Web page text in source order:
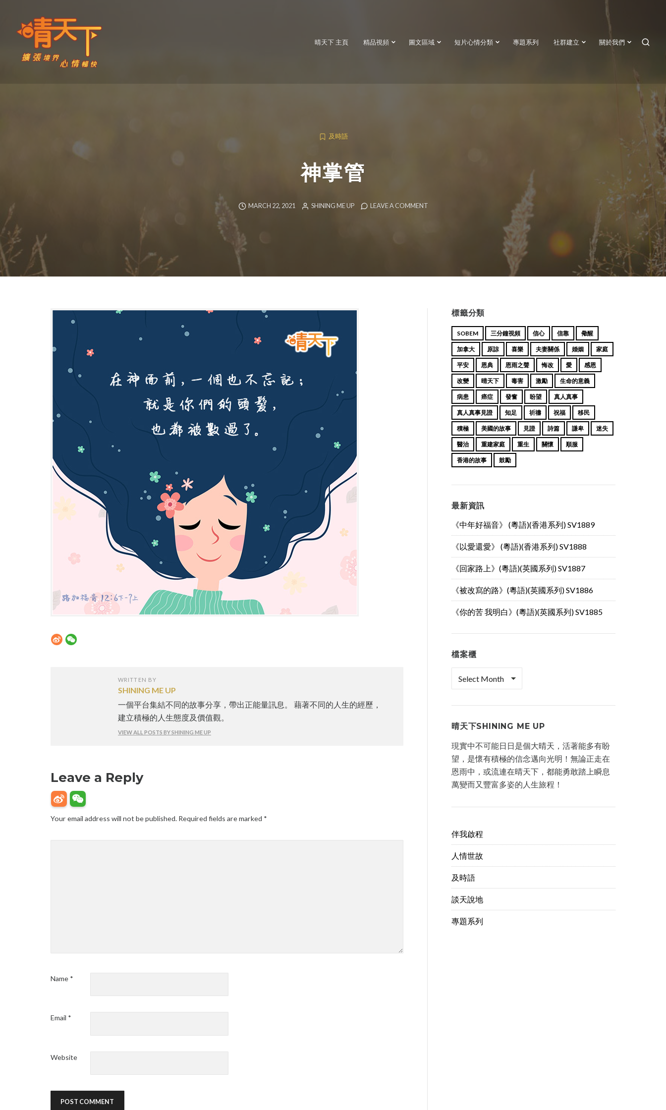
content
晴天下 主頁 精品視頻 圖文區域 短片心情分類 專題系列 社群建立 關於我們
及時語
神掌管
MARCH 22, 2021 SHINING ME UP LEAVE A COMMENT
WRITTEN BY
SHINING ME UP
一個平台集結不同的故事分享，帶出正能量訊息。 藉著不同的人生的經歷，
建立積極的人生態度及價值觀。
VIEW ALL POSTS BY SHINING ME UP
Leave a Reply
Your email address will not be published. Required fields are marked *
Name *
Email *
Website
標籤分類
SOBEM 三分鐘視頻 信心 信靠 儆醒
加拿大 原諒 喜樂 夫妻關係 婚姻 家庭
平安 恩典 恩雨之聲 悔改 愛 感恩
改變 晴天下 毒害 激勵 生命的意義
病患 癌症 發奮 盼望 真人真事
真人真事見證 知足 祈禱 祝福 移民
積極 美國的故事 見證 詩篇 謙卑 迷失
醫治 重建家庭 重生 關懷 順服
香港的故事 鼓勵
最新資訊
《中年好福音》 (粵語)(香港系列) SV1889
《以愛還愛》 (粵語)(香港系列) SV1888
《回家路上》(粵語)(英國系列) SV1887
《被改寫的路》(粵語)(英國系列) SV1886
《你的苦 我明白》(粵語)(英國系列) SV1885
檔案櫃
晴天下SHINING ME UP
現實中不可能日日是個大晴天，活著能多有盼
望，是懷有積極的信念邁向光明！無論正走在
恩雨中，或流連在晴天下，都能勇敢踏上瞬息
萬變而又豐富多姿的人生旅程！
伴我啟程
人情世故
及時語
談天說地
專題系列